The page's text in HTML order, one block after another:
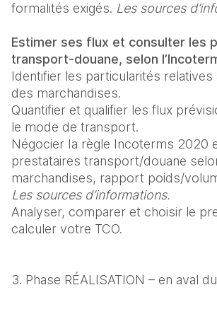
formalités exigés. Les sources
Estimer ses flux et consulter les
transport-douane, selon
Identifier les particularités
des marchandises.
Quantifier et qualifier les flux
le mode de transport.
Négocier Ia règle Incoterms 2020
prestataires transport/douane
Les sources d’informations.
Analyser, comparer et choisir le
calculer votre TCO.
3. Phase RÉALISATION – en aval